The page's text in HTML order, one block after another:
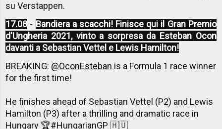
su Verstappen.
17.08 - Bandiera a scacchi! Finisce qui il Gran Premio
d'Ungheria 2021, vinto a sorpresa da Esteban Ocon
davanti a Sebastian Vettel e Lewis Hamilton!
BREAKING: @OconEsteban is a Formula 1 race winner
for the first time!
He finishes ahead of Sebastian Vettel (P2) and Lewis
Hamilton (P3) after a thrilling and dramatic race in
Hungary 🏆#HungarianGP 🇭🇺